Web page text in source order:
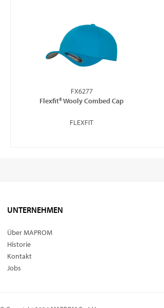
FX6277
Flexfit® Wooly Combed Cap
FLEXFIT
UNTERNEHMEN
Über MAPROM
Historie
Kontakt
Jobs